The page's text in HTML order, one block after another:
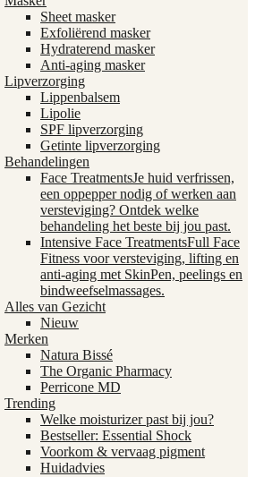
Sheet masker
Exfoliërend masker
Hydraterend masker
Anti-aging masker
Lipverzorging
Lippenbalsem
Lipolie
SPF lipverzorging
Getinte lipverzorging
Behandelingen
Face TreatmentsJe huid verfrissen,
een oppepper nodig of werken aan
versteviging? Ontdek welke
behandeling het beste bij jou past.
Intensive Face TreatmentsFull Face
Fitness voor versteviging, lifting en
anti-aging met SkinPen, peelings en
bindweefselmassages.
Alles van Gezicht
Nieuw
Merken
Natura Bissé
The Organic Pharmacy
Perricone MD
Trending
Welke moisturizer past bij jou?
Bestseller: Essential Shock
Voorkom & vervaag pigment
Huidadvies